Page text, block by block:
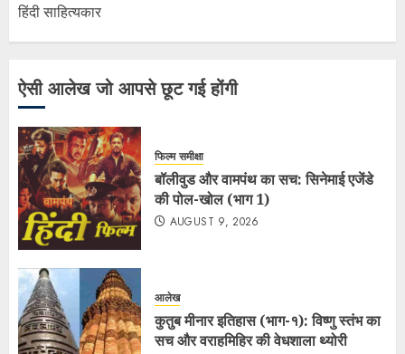
हिंदी साहित्यकार
ऐसी आलेख जो आपसे छूट गई होंगी
फिल्म समीक्षा
बॉलीवुड और वामपंथ का सच: सिनेमाई एजेंडे
की पोल-खोल (भाग 1)
AUGUST 9, 2026
आलेख
कुतुब मीनार इतिहास (भाग-१): विष्णु स्तंभ का
सच और वराहमिहिर की वेधशाला थ्योरी